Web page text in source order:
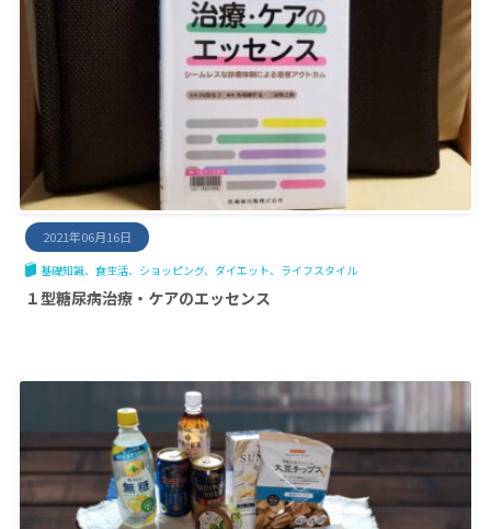
2021年06月16日
基礎知識 食生活 ショッピング ダイエット ライフスタイル
１型糖尿病治療・ケアのエッセンス